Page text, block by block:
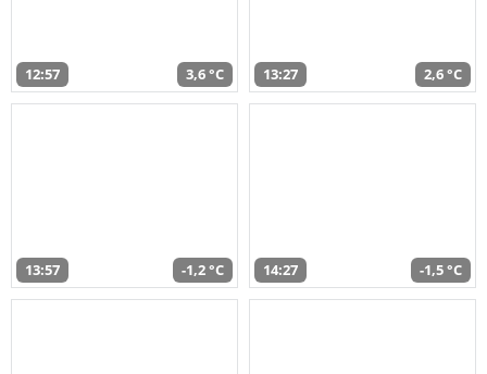
12:57 3,6 °C 13:27 2,6 °C
13:57 -1,2 °C 14:27 -1,5 °C